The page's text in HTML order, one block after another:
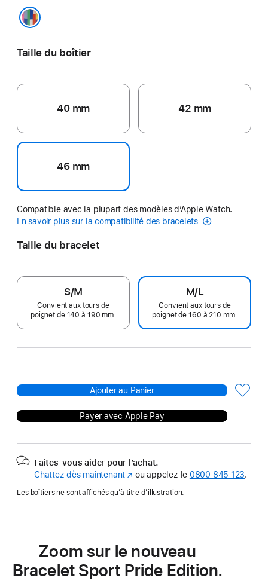
Taille du boîtier
40 mm 42 mm
46 mm
Compatible avec la plupart des modèles d’Apple Watch.
En savoir plus sur la compatibilité des bracelets
Taille du bracelet
S/M
Convient aux tours de
poignet de 140 à 190 mm.
M/L
Convient aux tours de
poignet de 160 à 210 mm.
Ajouter au Panier
Payer avec Apple Pay
Faites-vous aider pour l’achat.
Chattez dès maintenant (s’ouvre
une
ou appelez le 0800 845 123.
Les boîtiers ne sont affichés qu’à titre d’illustration.
Zoom sur le nouveau
Bracelet Sport Pride Edition.